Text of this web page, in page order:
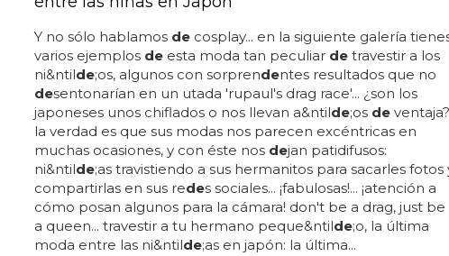
considerable y no fue hasta la revolución sexual
que empezó de nuevo
boom... hoy te traemos una serie
defotos delas primeras drag queens fotografiadasdela
historia, con fecha ni más ni menos quede los siglos xviii y xix...
no te pierdas estas sesionesdefotos históricas... por ese
entonces, la homosexualidad se seguía relacionando con
el
mundo de l espectáculo y si un hombre se disfrazaba de
mujer era que algo tenía o escondía... los actores másde
modadel momento no se cortaban un pelo en disfrazarse
demujer y realizar las sesionesde fotos más divertidas y
ca&ntilde;eras que te puedas imaginar... representan no solo
la diversidad...
UTADA'S DRAG RACE